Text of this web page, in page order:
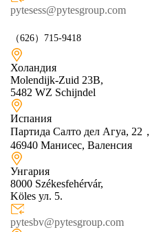
pytesess@pytesgroup.com
（626）715-9418
Холандия
Molendijk-Zuid 23B,
5482 WZ Schijndel
Испания
Партида Салто дел Агуа, 22，
46940 Манисес, Валенсия
Унгария
8000 Székesfehérvár,
Köles ул. 5.
pytesbv@pytesgroup.com